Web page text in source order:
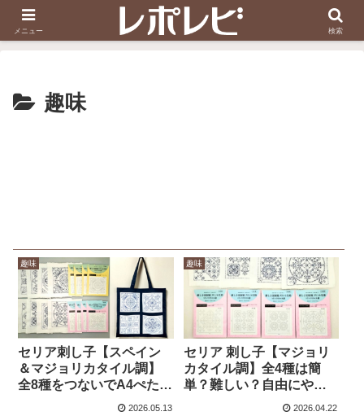
スヌーピー刺しゅう ダイソー知恵の輪
趣味
趣味
セリア刺し子【スペイン
＆マジョリカタイル調】
全8種をつないでA4ぺたん
こバッグを作ってみた
2026.05.13
趣味
セリア 刺し子【マジョリ
カタイル調】全4種は簡
単？難しい？自由にやっ
2026.04.22
メニュー 検索